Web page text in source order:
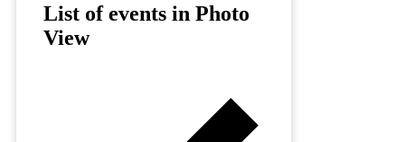
List of events in Photo
View